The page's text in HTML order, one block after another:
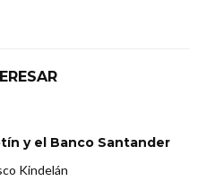
y el Banco Santander
Kindelán